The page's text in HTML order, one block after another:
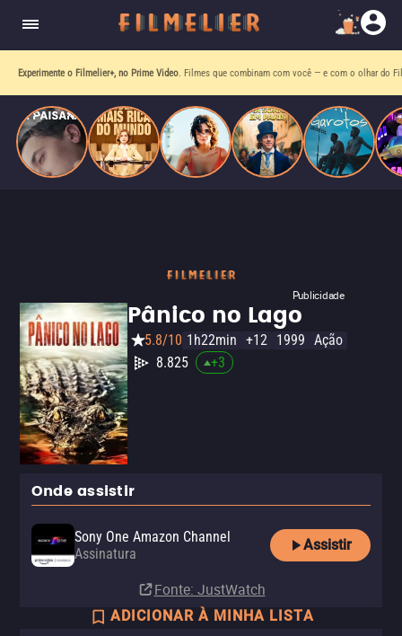
Experimente o Filmelier+, no Prime Video . Filmes que combinam com você — e com o olhar do
Publicidade
Pânico no Lago
5.8/10 1h22min +12 1999 Ação
8.825
+3
Onde assistir
Sony One Amazon Channel
Assinatura
Assistir
Fonte: JustWatch
ADICIONAR À MINHA LISTA
quando se apaixona por um de seus alvos.